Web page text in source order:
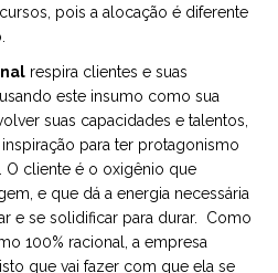
pois a alocação é diferente
respira clientes e suas
este insumo como sua
suas capacidades e talentos,
para ter protagonismo
O cliente é o oxigênio que
e que dá a energia necessária
e se solidificar para durar. Como
100% racional, a empresa
que vai fazer com que ela se